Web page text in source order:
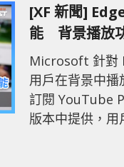
[XF 新聞]
能 背景播放
Microsoft 針對
用戶在背景中
訂閱 YouTube
版本中提供，
能屏蔽廣告，帶來更